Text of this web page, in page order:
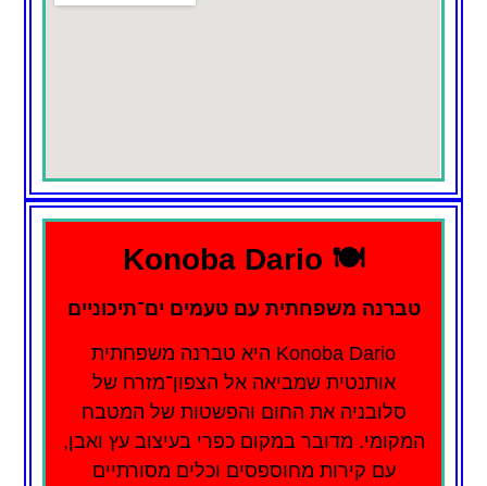
🍽️ Konoba Dario
טברנה משפחתית עם טעמים ים־תיכוניים
Konoba Dario היא טברנה משפחתית
אותנטית שמביאה אל הצפון־מזרח של
סלובניה את החום והפשטות של המטבח
המקומי. מדובר במקום כפרי בעיצוב עץ ואבן,
עם קירות מחוספסים וכלים מסורתיים